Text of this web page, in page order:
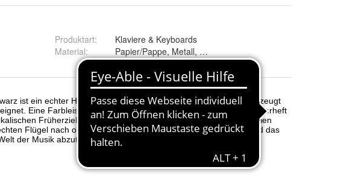
Produktart:
Klaviere & Keyboards
Material: Papier/Pappe, Metall, Kunststoff, Holz